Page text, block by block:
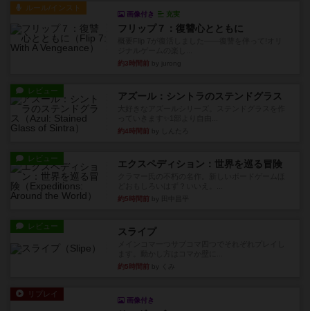
ルール/インスト
画像付き 充実
フリップ７：復讐心とともに
約3時間前
レビュー アズール：シントラのステンドグラス
約4時間前
レビュー エクスペディション：世界を巡る冒険
約5時間前
レビュー スライプ
約5時間前
リプレイ
画像付き